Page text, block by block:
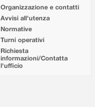
Organizzazione e contatti
Avvisi all'utenza
Normative
Turni operativi
Richiesta
informazioni/Contatta
l'ufficio